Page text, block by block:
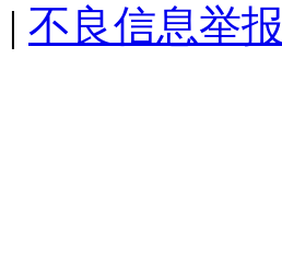
| 不良信息举报